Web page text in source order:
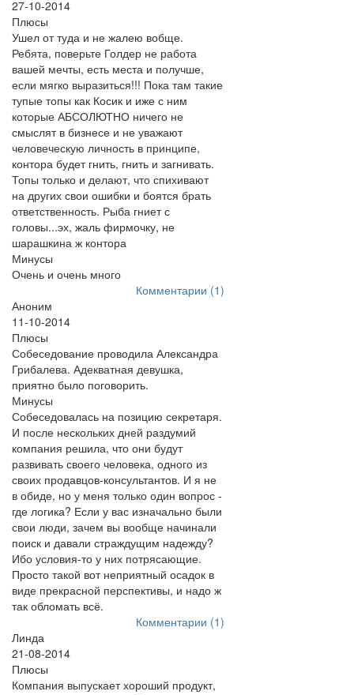
27-10-2014
Плюсы
Ушел от туда и не жалею вобще.
Ребята, поверьте Голдер не работа
вашей мечты, есть места и получше,
если мягко выразиться!!! Пока там такие
тупые топы как Косик и иже с ним
которые АБСОЛЮТНО ничего не
смыслят в бизнесе и не уважают
человеческую личность в принципе,
контора будет гнить, гнить и загнивать.
Топы только и делают, что спихивают
на других свои ошибки и боятся брать
ответственность. Рыба гниет с
головы...эх, жаль фирмочку, не
шарашкина ж контора
Минусы
Очень и очень много
Комментарии (1)
Аноним
11-10-2014
Плюсы
Собеседование проводила Александра
Грибалева. Адекватная девушка,
приятно было поговорить.
Минусы
Собеседовалась на позицию секретаря.
И после нескольких дней раздумий
компания решила, что они будут
развивать своего человека, одного из
своих продавцов-консультантов. И я не
в обиде, но у меня только один вопрос -
где логика? Если у вас изначально были
свои люди, зачем вы вообще начинали
поиск и давали страждущим надежду?
Ибо условия-то у них потрясающие.
Просто такой вот неприятный осадок в
виде прекрасной перспективы, и надо ж
так обломать всё.
Комментарии (1)
Линда
21-08-2014
Плюсы
Компания выпускает хороший продукт,